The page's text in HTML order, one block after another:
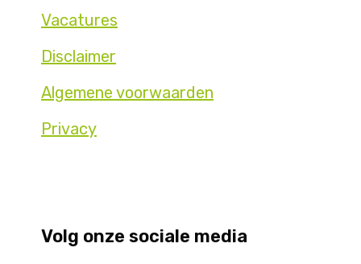
Vacatures
Disclaimer
Algemene voorwaarden
Privacy
Volg onze sociale media